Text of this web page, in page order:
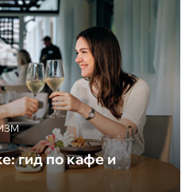
гид по кафе и